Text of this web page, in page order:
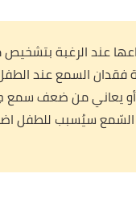
عند الرغبة
السمع عند
يعاني من ضعف سمع
السّمع سيُسبب للطفل